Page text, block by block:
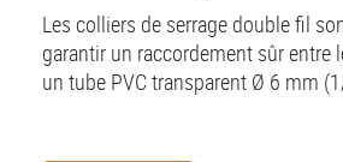
Les colliers de serrage double fil
garantir un raccordement sûr entre
un tube PVC transparent Ø 6 mm (1/